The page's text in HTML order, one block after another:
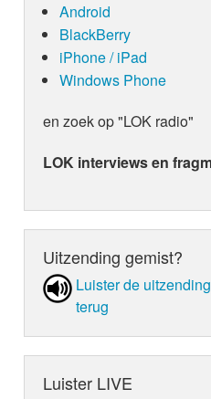
Android
BlackBerry
iPhone / iPad
Windows Phone
en zoek op "LOK radio"
LOK interviews en
Uitzending gemist?
Luister de
terug
Luister LIVE